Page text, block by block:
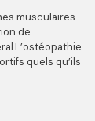
musculaires
de
quels qu’ils